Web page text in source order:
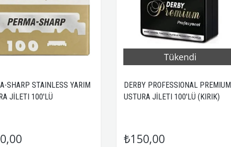
SHARP STAINLESS YARIM
JİLETI 100'LÜ
Tükendi
DERBY PROFESSIONAL PREMIUM
USTURA JİLETI 100'LÜ (KIRIK)
₺150,00